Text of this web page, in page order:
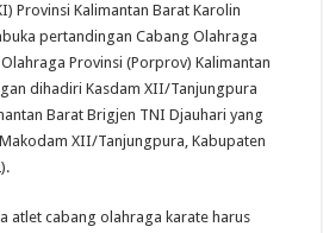
Provinsi Kalimantan Barat Karolin
pertandingan Cabang Olahraga
Provinsi (Porprov) Kalimantan
dihadiri Kasdam XII/Tanjungpura
Barat Brigjen TNI Djauhari yang
XII/Tanjungpura, Kabupaten
atlet cabang olahraga karate harus